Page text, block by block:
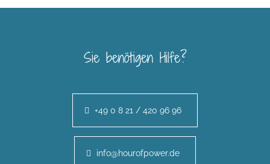
Sie benötigen Hilfe?
+49 0 8 21 / 420 96 96
info@hourofpower.de